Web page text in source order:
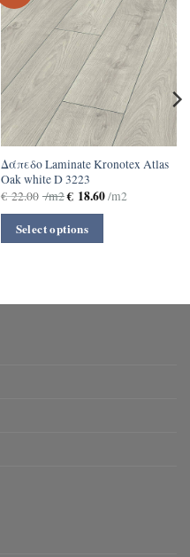
Δάπεδο Laminate Kronotex Atlas
Oak white D 3223
€22.00 /m2€18.60/m2
Select options